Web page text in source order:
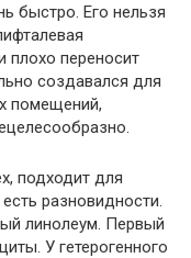
быстро. Его нельзя
плохо переносит
создавался для
помещений,
подходит для
разновидности.
линолеум. Первый
У гетерогенного